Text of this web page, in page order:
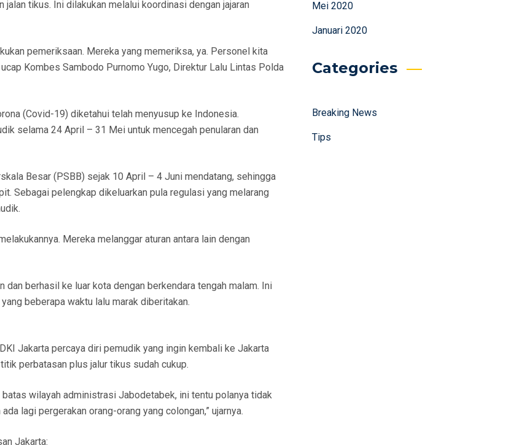
jalan tikus. Ini dilakukan melalui koordinasi dengan jajaran
pemeriksaan. Mereka yang memeriksa, ya. Personel kita
Kombes Sambodo Purnomo Yugo, Direktur Lalu Lintas Polda
(Covid-19) diketahui telah menyusup ke Indonesia.
selama 24 April – 31 Mei untuk mencegah penularan dan
Besar (PSBB) sejak 10 April – 4 Juni mendatang, sehingga
Sebagai pelengkap dikeluarkan pula regulasi yang melarang
Mereka melanggar aturan antara lain dengan
berhasil ke luar kota dengan berkendara tengah malam. Ini
beberapa waktu lalu marak diberitakan.
Jakarta percaya diri pemudik yang ingin kembali ke Jakarta
perbatasan plus jalur tikus sudah cukup.
wilayah administrasi Jabodetabek, ini tentu polanya tidak
lagi pergerakan orang-orang yang colongan,” ujarnya.
Jakarta:
Mei 2020
Januari 2020
Categories
Breaking News
Tips